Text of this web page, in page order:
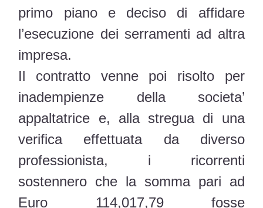
primo piano e deciso di affidare
l’esecuzione dei serramenti ad altra
impresa.
Il contratto venne poi risolto per
inadempienze della societa’
appaltatrice e, alla stregua di una
verifica effettuata da diverso
professionista, i ricorrenti
sostennero che la somma pari ad
Euro 114,017,79 fosse